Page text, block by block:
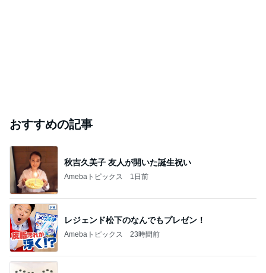
おすすめの記事
秋吉久美子 友人が開いた誕生祝い
Amebaトピックス 1日前
レジェンド松下のなんでもプレゼン！
Amebaトピックス 23時間前